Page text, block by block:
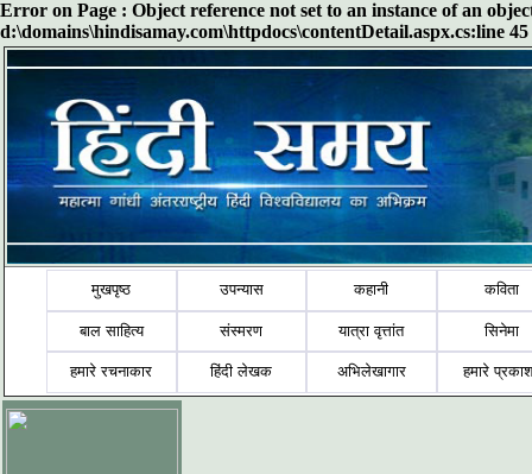
Error on Page : Object reference not set to an instance of an
d:\domains\hindisamay.com\httpdocs\contentDetail.aspx.cs:line 45
मुखपृष्ठ उपन्यास कहानी कविता
बाल साहित्य संस्मरण यात्रा वृत्तांत सिनेमा
हमारे रचनाकार हिंदी लेखक अभिलेखागार हमारे